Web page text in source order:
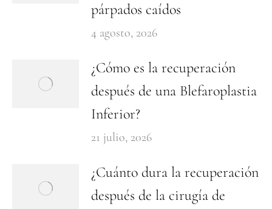
párpados caídos
4 agosto, 2026
¿Cómo es la recuperación
después de una Blefaroplastia
Inferior?
21 julio, 2026
¿Cuánto dura la recuperación
después de la cirugía de